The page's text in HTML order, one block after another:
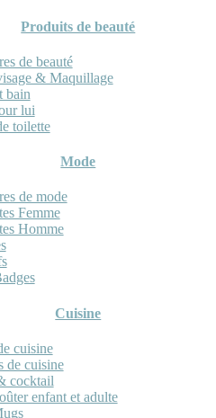
Produits de beauté
de beauté
& Maquillage
bain
lui
toilette
Mode
de mode
Femme
Homme
Cuisine
cuisine
de cuisine
cocktail
enfant et adulte